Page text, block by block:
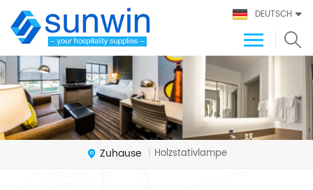
DEUTSCH
Zuhause | Holzstativlampe